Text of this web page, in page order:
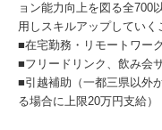
ョン能力向上を図る全700
用しスキルアップしていく
■在宅勤務・リモートワー
■フリードリンク、飲み会
■引越補助（一都三県以外
る場合に上限20万円支給）